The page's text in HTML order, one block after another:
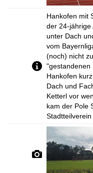
Hankofen mit
der 24-jährige
unter Dach
vom
(noch) nicht
"gestandenen
Hankofen
Dach und
Ketterl vor
kam der Pole